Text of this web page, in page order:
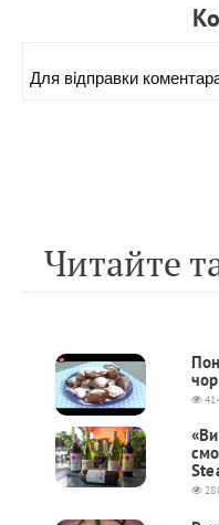
Для вiдправки
Читайте